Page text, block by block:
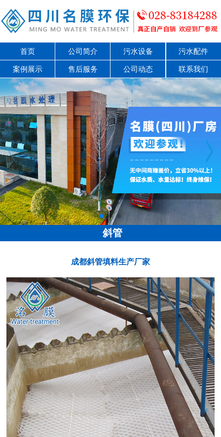
首页 公司简介 污水设备 污水配件
案例展示 售后服务 公司动态 联系我们
斜管
成都斜管填料生产厂家